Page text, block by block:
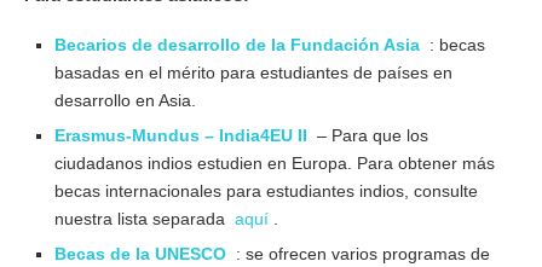
Becarios de desarrollo de la Fundación Asia : becas
basadas en el mérito para estudiantes de países en
desarrollo en Asia.
Erasmus-Mundus – India4EU II – Para que los
ciudadanos indios estudien en Europa. Para obtener más
becas internacionales para estudiantes indios, consulte
nuestra lista separada aquí
Becas de la UNESCO : se ofrecen varios programas de